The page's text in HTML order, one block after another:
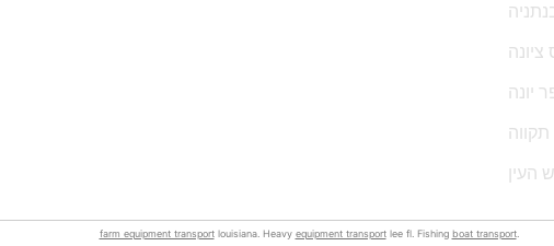
יונה
העין
farm equipment transportlouisiana. Heavy equipment transportlee fl. Fishing boat transport.